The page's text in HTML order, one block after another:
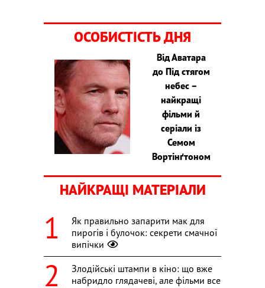
ОСОБИСТІСТЬ ДНЯ
Від Аватара
до Під стягом
небес –
найкращі
фільми й
серіали із
Семом
Вортінґтоном
НАЙКРАЩІ МАТЕРІАЛИ
Як правильно запарити мак для
пирогів і булочок: секрети смачної
випічки
Злодійські штампи в кіно: що вже
набридло глядачеві, але фільми все